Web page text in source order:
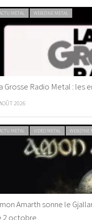
METAL WEBZINE METAL
Grosse Radio Metal : les
2026
METAL VIDEO METAL WEBZINE
Amarth sonne le
2 octobre